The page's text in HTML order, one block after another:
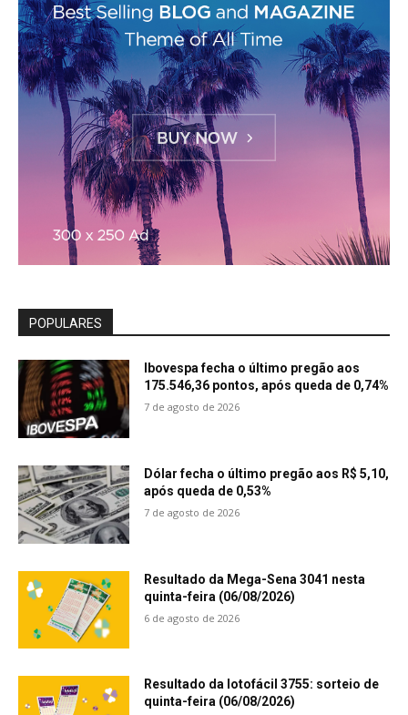
POPULARES
Ibovespa fecha o último pregão aos
175.546,36 pontos, após queda de 0,74%
7 de agosto de 2026
Dólar fecha o último pregão aos R$ 5,10,
após queda de 0,53%
7 de agosto de 2026
Resultado da Mega-Sena 3041 nesta
quinta-feira (06/08/2026)
6 de agosto de 2026
Resultado da lotofácil 3755: sorteio de
quinta-feira (06/08/2026)